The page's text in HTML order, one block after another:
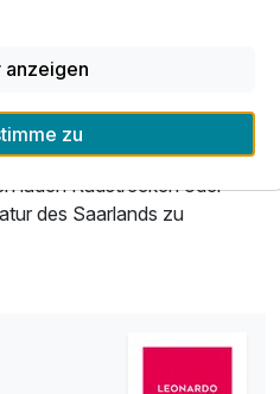
zu besichtigen oder in die
Städte Metz und
laden Radstrecken oder
des Saarlands zu
anzeigen
zu